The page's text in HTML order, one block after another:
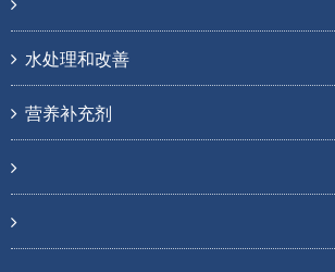
水处理和改善
营养补充剂